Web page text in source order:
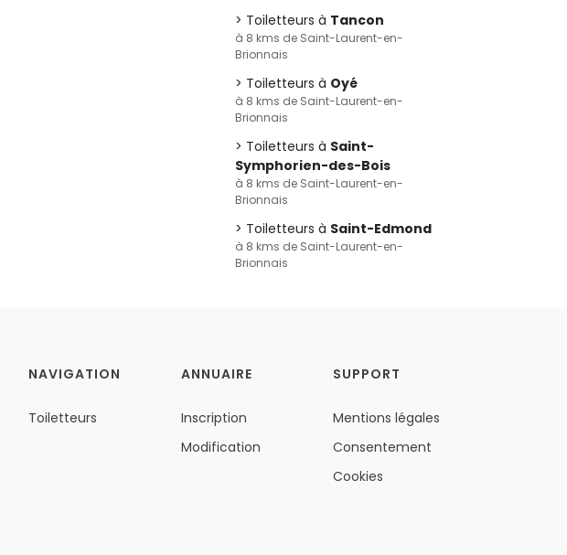
Toiletteurs à Tancon
à 8 kms de Saint-Laurent-en-
Brionnais
Toiletteurs à Oyé
à 8 kms de Saint-Laurent-en-
Brionnais
Toiletteurs à Saint-
Symphorien-des-Bois
à 8 kms de Saint-Laurent-en-
Brionnais
Toiletteurs à Saint-Edmond
à 8 kms de Saint-Laurent-en-
Brionnais
NAVIGATION
Toiletteurs
ANNUAIRE
Inscription
Modification
SUPPORT
Mentions légales
Consentement
Cookies